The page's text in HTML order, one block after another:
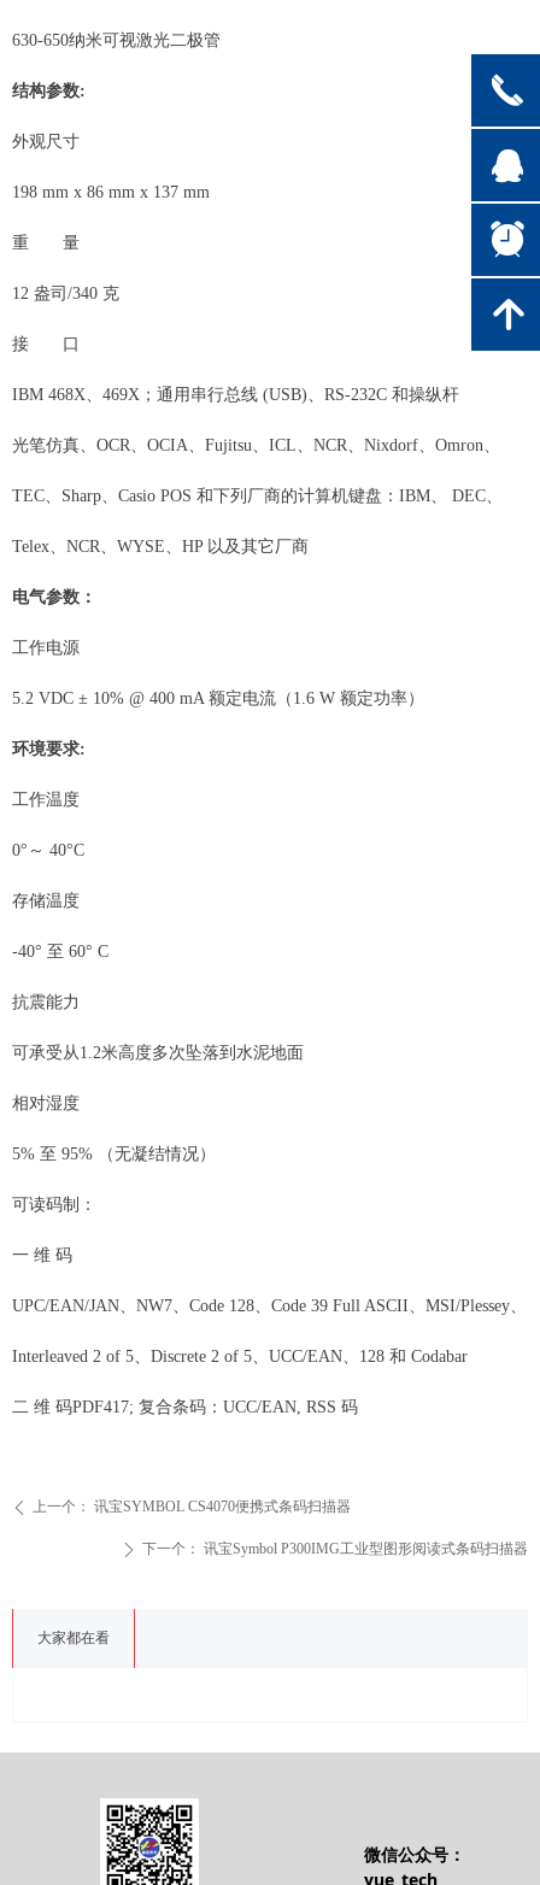
大家都在看
ꄴ 上一个： 讯宝SYMBOL CS4070便携式条码扫描器
ꄲ 下一个： 讯宝Symbol P300IMG工业型图形阅读式条码扫描器
630-650纳米可视激光二极管
结构参数:
外观尺寸
198 mm x 86 mm x 137 mm
重 量
12 盎司/340 克
接 口
IBM 468X、469X；通用串行总线 (USB)、RS-232C 和操纵杆
光笔仿真、OCR、OCIA、Fujitsu、ICL、NCR、Nixdorf、Omron、
TEC、Sharp、Casio POS 和下列厂商的计算机键盘：IBM、 DEC、
Telex、NCR、WYSE、HP 以及其它厂商
电气参数：
工作电源
5.2 VDC ± 10% @ 400 mA 额定电流（1.6 W 额定功率）
环境要求:
工作温度
0°～ 40°C
存储温度
-40° 至 60° C
抗震能力
可承受从1.2米高度多次坠落到水泥地面
相对湿度
5% 至 95% （无凝结情况）
可读码制：
一 维 码
UPC/EAN/JAN、NW7、Code 128、Code 39 Full ASCII、MSI/Plessey、
Interleaved 2 of 5、Discrete 2 of 5、UCC/EAN、128 和 Codabar
二 维 码PDF417; 复合条码：UCC/EAN, RSS 码
微信公众号：
yue_tech
끅
뀩
뀥
녕